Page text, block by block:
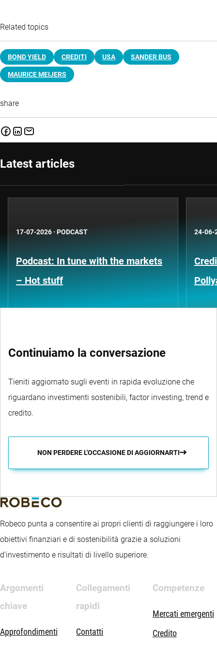
Related topics
BOND YIELD CREDITI USA SANDER BUS
MAURICE MEIJERS
share
Latest articles
17-07-2026 · PODCAST
Podcast: In tune with the markets
– Hot stuff
24-06-
Continuiamo la conversazione
Tieniti aggiornato sugli eventi in rapida evoluzione che
riguardano investimenti sostenibili, factor investing, trend e
credito.
NON PERDERE L'OCCASIONE DI AGGIORNARTI
Robeco punta a consentire ai propri clienti di raggiungere i loro
obiettivi finanziari e di sostenibilità grazie a soluzioni
d’investimento e risultati di livello superiore.
Argomenti
chiave
Approfondimenti
Collegamenti
rapidi
Contatti
Competenze
Mercati emergenti
Credito